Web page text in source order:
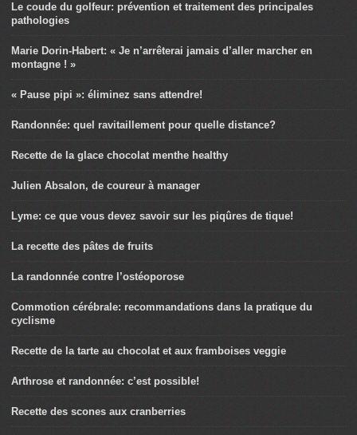
Le coude du golfeur: prévention et traitement des principales
pathologies
Marie Dorin-Habert: « Je n’arrêterai jamais d’aller marcher en
montagne ! »
« Pause pipi »: éliminez sans attendre!
Randonnée: quel ravitaillement pour quelle distance?
Recette de la glace chocolat menthe healthy
Julien Absalon, de coureur à manager
Lyme: ce que vous devez savoir sur les piqûres de tique!
La recette des pâtes de fruits
La randonnée contre l’ostéoporose
Commotion cérébrale: recommandations dans la pratique du
cyclisme
Recette de la tarte au chocolat et aux framboises veggie
Arthrose et randonnée: c’est possible!
Recette des scones aux cranberries